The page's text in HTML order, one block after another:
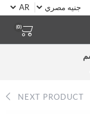
(0)
NEXT PRODUCT